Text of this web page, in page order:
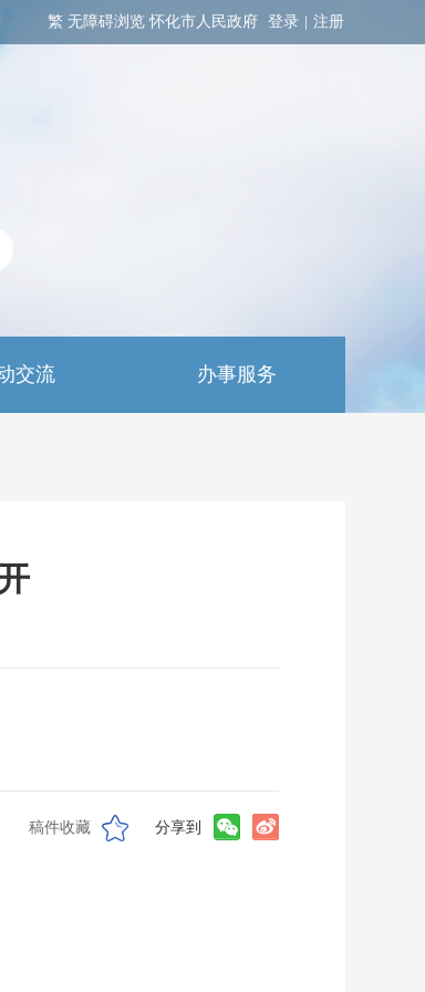
繁 无障碍浏览 怀化市人民政府 登录 注册
交流 办事服务
稿件收藏 分享到